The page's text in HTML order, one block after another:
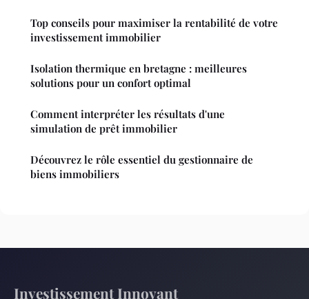
Top conseils pour maximiser la rentabilité de votre
investissement immobilier
Isolation thermique en bretagne : meilleures
solutions pour un confort optimal
Comment interpréter les résultats d'une
simulation de prêt immobilier
Découvrez le rôle essentiel du gestionnaire de
biens immobiliers
Investissement Innovant